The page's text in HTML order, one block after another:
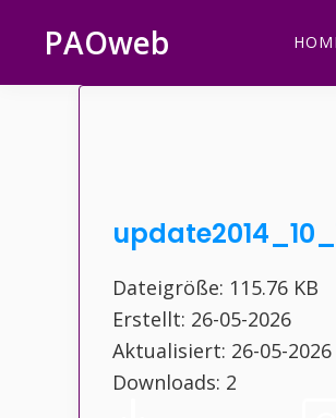
Hauptnavigation
springen
Inhalt
springen
Seitenspalte
springen
Fußzeile
springen
PAOweb
Dateigröße: 115.76 KB
Erstellt: 26-05-2026
Aktualisiert: 26-05-2026
Downloads: 2